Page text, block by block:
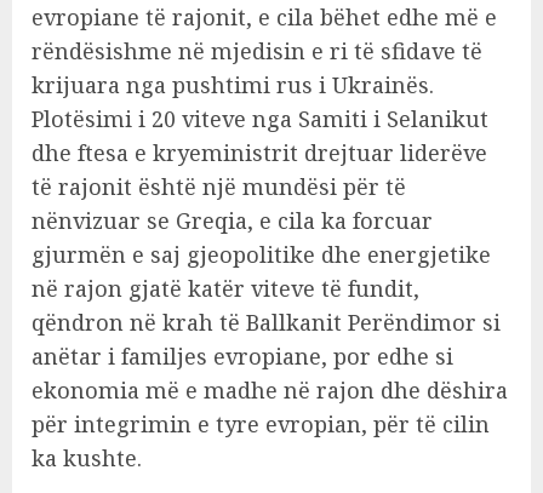
evropiane të rajonit, e cila bëhet edhe më e
rëndësishme në mjedisin e ri të sfidave të
krijuara nga pushtimi rus i Ukrainës.
Plotësimi i 20 viteve nga Samiti i Selanikut
dhe ftesa e kryeministrit drejtuar liderëve
të rajonit është një mundësi për të
nënvizuar se Greqia, e cila ka forcuar
gjurmën e saj gjeopolitike dhe energjetike
në rajon gjatë katër viteve të fundit,
qëndron në krah të Ballkanit Perëndimor si
anëtar i familjes evropiane, por edhe si
ekonomia më e madhe në rajon dhe dëshira
për integrimin e tyre evropian, për të cilin
ka kushte.